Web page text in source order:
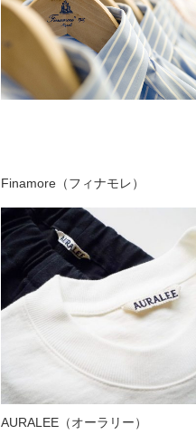
Finamore（フィナモレ）
AURALEE（オーラリー）